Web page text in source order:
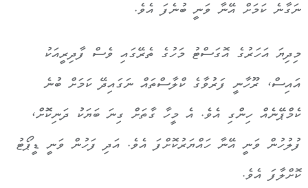
ނަގާނެ ކަމަށް އޭނާ ވަނީ ބުނެފަ އެވެ.
މިދިޔަ އަހަރުގެ އޮގަސްޓު މަހުގެ ތެރޭގައި ވެސް ފާދިރީއަކު
އައިސް، ރޫހާނީ ފަރުވާގެ ކްލާސްތައް ނަގައިދޭ ކަމަށް ބުނެ
ކެމްޕޭނެއް ހިންގި އެވެ. އެ މީހާ ގާތަށް ގިނަ ބަޔަކު ދަނިކޮށް،
ފުލުހުން ވަނީ އޭނާ ހައްޔަރުކޮށްފަ އެވެ. އަދި ފަހުން ވަނީ ޑީޕޯޓު
ކޮށްލާފަ އެވެ.